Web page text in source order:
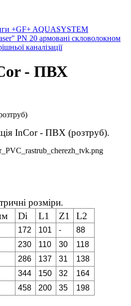
+GF+ AQUASYSTEM
PN 20 армовані скловолокном
каналізації
- ПВХ
InCor - ПВХ (розтруб).
розміри.
Di L1 Z1 L2
172 101 -
88
230 110 30
118
286 137 31
138
344 150 32
164
458 200 35 198